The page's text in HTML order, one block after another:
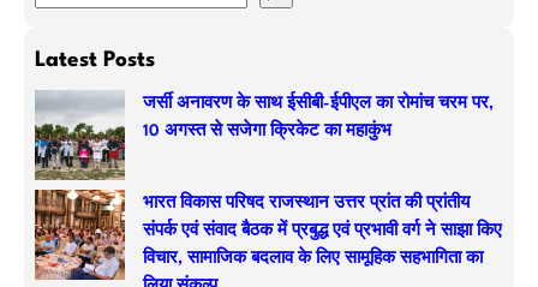
a
c
h
Latest Posts
जर्सी अनावरण के साथ ईसीबी-ईपीएल का रोमांच चरम पर,
10 अगस्त से सजेगा क्रिकेट का महाकुंभ
भारत विकास परिषद राजस्थान उत्तर प्रांत की प्रांतीय
संपर्क एवं संवाद बैठक में प्रबुद्ध एवं प्रभावी वर्ग ने साझा किए
विचार, सामाजिक बदलाव के लिए सामूहिक सहभागिता का